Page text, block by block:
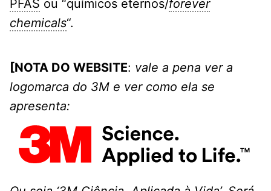
PFAS ou “químicos eternos/forever
chemicals“.
[NOTA DO WEBSITE: vale a pena ver a
logomarca do 3M e ver como ela se
apresenta: